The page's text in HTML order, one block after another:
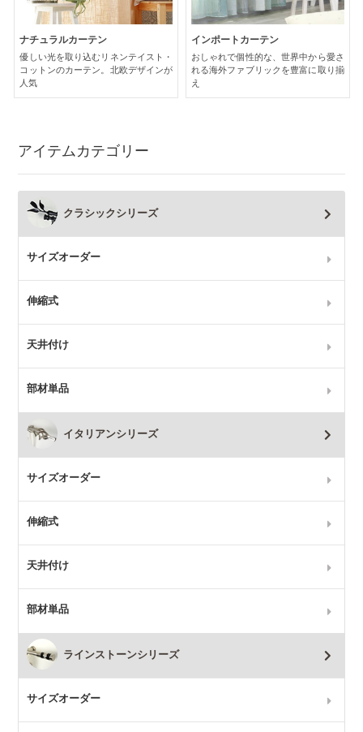
ナチュラルカーテン
優しい光を取り込むリネンテイスト・
コットンのカーテン。北欧デザインが
人気
インポートカーテン
おしゃれで個性的な、世界中から愛さ
れる海外ファブリックを豊富に取り揃
え
アイテムカテゴリー
クラシックシリーズ
サイズオーダー
伸縮式
天井付け
部材単品
イタリアンシリーズ
サイズオーダー
伸縮式
天井付け
部材単品
ラインストーンシリーズ
サイズオーダー